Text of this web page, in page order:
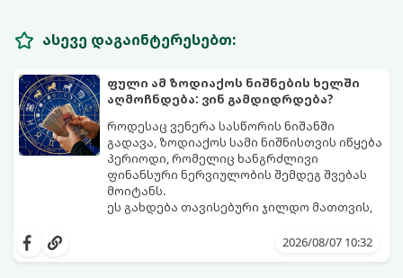
ასევე დაგაინტერესებთ:
ფული ამ ზოდიაქოს ნიშნების ხელში
აღმოჩნდება: ვინ გამდიდრდება?
როდესაც ვენერა სასწორის ნიშანში
გადავა, ზოდიაქოს სამი ნიშნისთვის იწყება
პერიოდი, რომელიც ხანგრძლივი
ფინანსური ნერვიულობის შემდეგ შვებას
მოიტანს.
ეს გახდება თავისებური ჯილდო მათთვის,
იჩენდა და სირთულეების მიუხედავად წინ
2026/08/07 10:32